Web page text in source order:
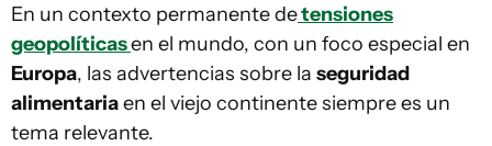
En un contexto permanente detensiones
geopolíticasen el mundo, con un foco especial en
Europa, las advertencias sobre la seguridad
alimentariaen el viejo continente siempre es un
tema relevante.